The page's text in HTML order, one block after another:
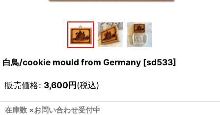
白鳥/cookie mould from Germany [sd533]
販売価格: 3,600円(税込)
在庫数 ×お問い合わせ受付中